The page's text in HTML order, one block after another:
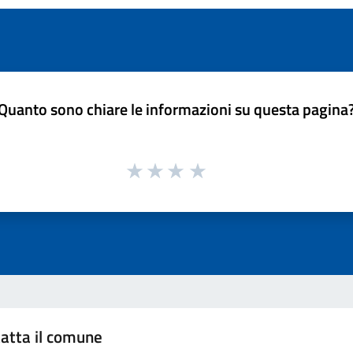
sono chiare le informazioni su questa
il comune